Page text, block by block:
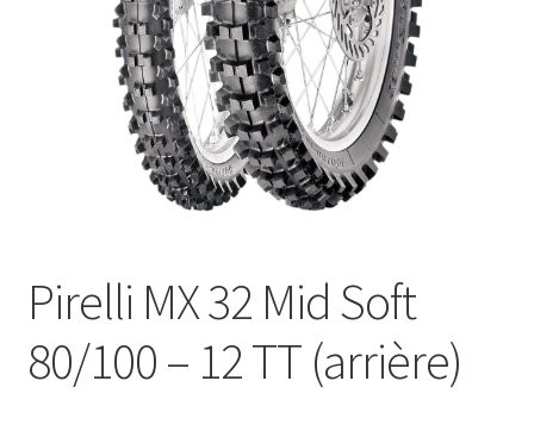
Pirelli MX 32 Mid Soft
80/100 – 12 TT (arrière)